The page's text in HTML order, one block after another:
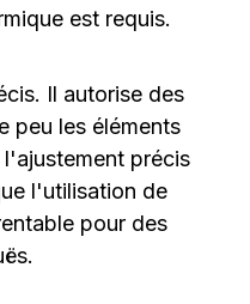
est requis.
Il autorise des
peu les éléments
précis
l'utilisation de
pour des